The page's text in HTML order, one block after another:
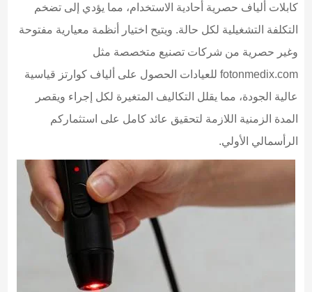
كابلات ألياف حصرية أحادية الاستخدام، مما يؤدي إلى تضخم
التكلفة التشغيلية لكل حالة. ويتيح اختيار أنظمة معيارية مفتوحة
وغير حصرية من شركات تصنيع متخصصة مثل
fotonmedix.com للعيادات الحصول على ألياف كوارتز قياسية
عالية الجودة، مما يقلل التكاليف المتغيرة لكل إجراء ويقصر
المدة الزمنية اللازمة لتحقيق عائد كامل على استثماركم
الرأسمالي الأولي.